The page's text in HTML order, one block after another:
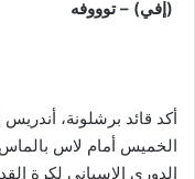
(إفي) – توووفه
أكد قائد برشلونة،
الخميس أمام لاس
الدوري الإسباني لكرة